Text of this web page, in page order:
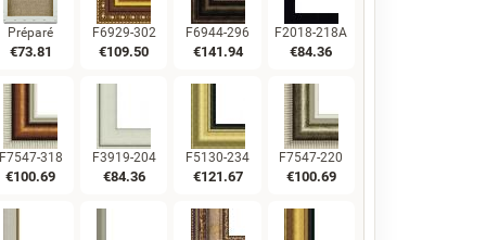
Préparé
€73.81
F6929-302
€109.50
F6944-296
€141.94
F2018-218A
€84.36
F7547-318
€100.69
F3919-204
€84.36
F5130-234
€121.67
F7547-220
€100.69